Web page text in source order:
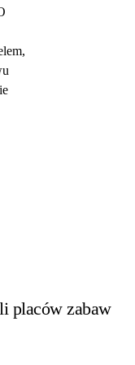
placów zabaw